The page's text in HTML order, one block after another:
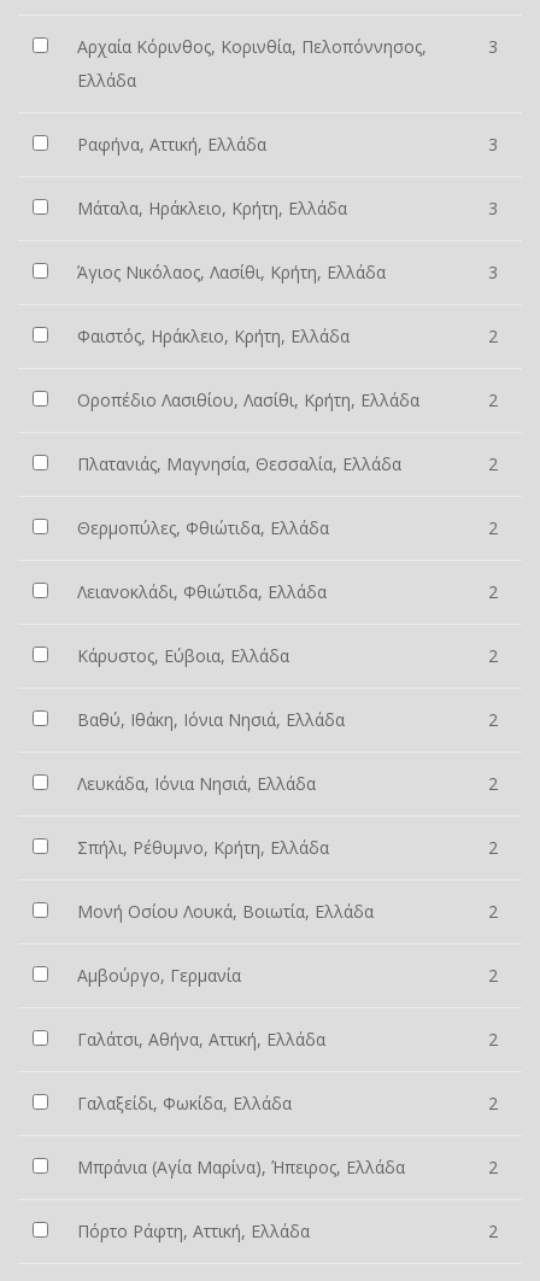
Αρχαία Κόρινθος, Κορινθία, Πελοπόννησος,
Ελλάδα
3
Ραφήνα, Αττική, Ελλάδα 3
Μάταλα, Ηράκλειο, Κρήτη, Ελλάδα 3
Άγιος Νικόλαος, Λασίθι, Κρήτη, Ελλάδα 3
Φαιστός, Ηράκλειο, Κρήτη, Ελλάδα 2
Οροπέδιο Λασιθίου, Λασίθι, Κρήτη, Ελλάδα 2
Πλατανιάς, Μαγνησία, Θεσσαλία, Ελλάδα 2
Θερμοπύλες, Φθιώτιδα, Ελλάδα 2
Λειανοκλάδι, Φθιώτιδα, Ελλάδα 2
Κάρυστος, Εύβοια, Ελλάδα 2
Βαθύ, Ιθάκη, Ιόνια Νησιά, Ελλάδα 2
Λευκάδα, Ιόνια Νησιά, Ελλάδα 2
Σπήλι, Ρέθυμνο, Κρήτη, Ελλάδα 2
Μονή Οσίου Λουκά, Βοιωτία, Ελλάδα 2
Αμβούργο, Γερμανία 2
Γαλάτσι, Αθήνα, Αττική, Ελλάδα 2
Γαλαξείδι, Φωκίδα, Ελλάδα 2
Μπράνια (Αγία Μαρίνα), Ήπειρος, Ελλάδα 2
Πόρτο Ράφτη, Αττική, Ελλάδα 2